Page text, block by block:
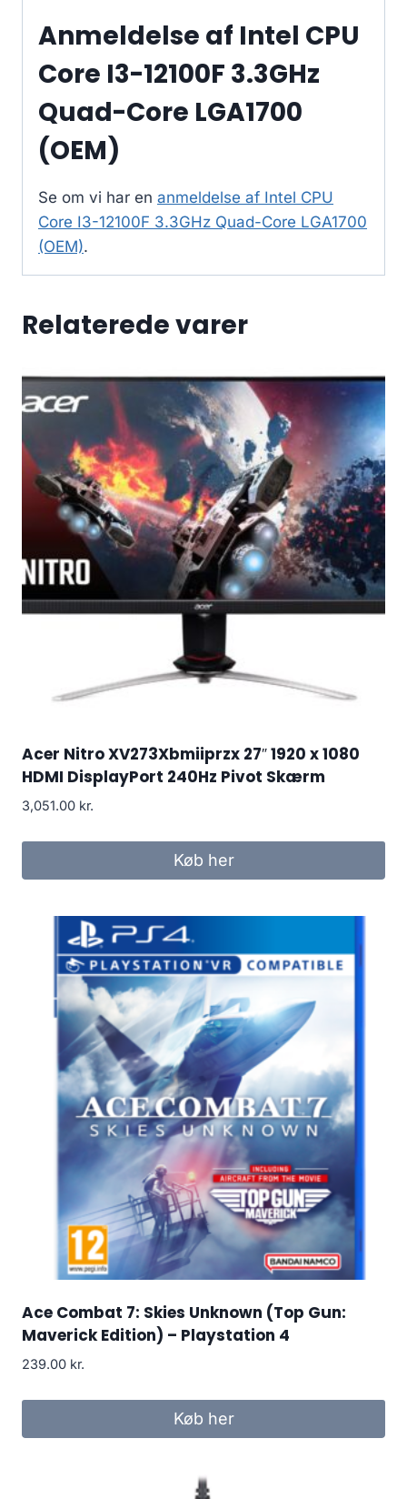
Anmeldelse af Intel CPU
Core I3-12100F 3.3GHz
Quad-Core LGA1700
(OEM)
Se om vi har en anmeldelse af Intel CPU
Core I3-12100F 3.3GHz Quad-Core LGA1700
(OEM).
Relaterede varer
Acer Nitro XV273Xbmiiprzx 27″ 1920 x 1080
HDMI DisplayPort 240Hz Pivot Skærm
3,051.00 kr.
Køb her
Ace Combat 7: Skies Unknown (Top Gun:
Maverick Edition) – Playstation 4
239.00 kr.
Køb her